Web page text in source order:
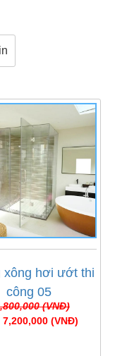
xông hơi ướt thi
công 05
(VNĐ)
7,200,000 (VNĐ)